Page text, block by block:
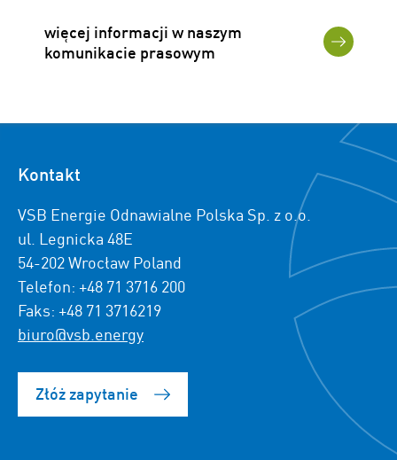
więcej informacji w naszym
komunikacie prasowym
Kontakt
VSB Energie Odnawialne Polska Sp. z o.o.
ul. Legnicka 48E
54-202 Wrocław Poland
Telefon: +48 71 3716 200
Faks: +48 71 3716219
biuro@vsb.energy
Złóż zapytanie